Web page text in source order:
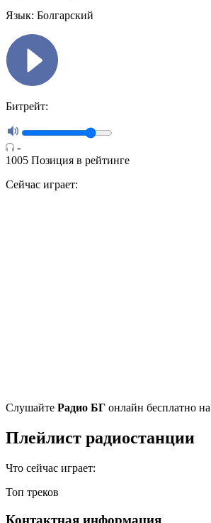
Язык: Болгарский
Битрейт:
-
1005 Позиция в рейтинге
Сейчас играет:
Cлушайте Радио БГ онлайн бесплатно на
Плейлист радиостанции
Что сейчас играет:
Топ треков
Контактная информация